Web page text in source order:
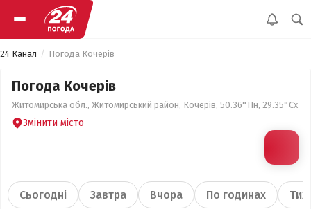
24 Канал Погода Кочерів
Погода Кочерів
Житомирська обл., Житомирський район, Кочерів, 50.36°Пн, 29.35°Сх
Змінити місто
Сьогодні Завтра Вчора По годинах